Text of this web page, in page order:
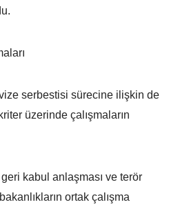
serbestisi sürecine ilişkin de
üzerinde çalışmaların
kabul anlaşması ve terör
ortak çalışma